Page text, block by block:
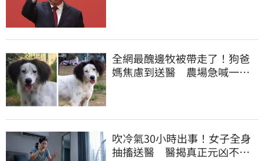
全網最醜邊牧被帶走了！狗爸
媽焦慮到送醫 農場急喊一句
吹冷氣30小時出事！女子全身
抽搐送醫 醫揭真正元凶不是